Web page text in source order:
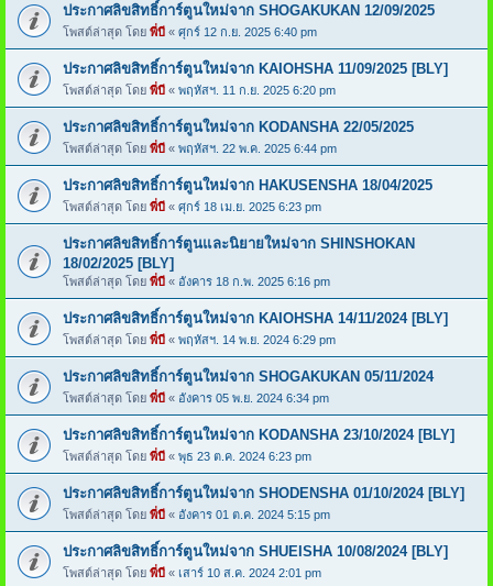
ประกาศลิขสิทธิ์การ์ตูนใหม่จาก SHOGAKUKAN 12/09/2025
โพสต์ล่าสุด โดย พี่บี « ศุกร์ 12 ก.ย. 2025 6:40 pm
ประกาศลิขสิทธิ์การ์ตูนใหม่จาก KAIOHSHA 11/09/2025 [BLY]
โพสต์ล่าสุด โดย พี่บี « พฤหัสฯ. 11 ก.ย. 2025 6:20 pm
ประกาศลิขสิทธิ์การ์ตูนใหม่จาก KODANSHA 22/05/2025
โพสต์ล่าสุด โดย พี่บี « พฤหัสฯ. 22 พ.ค. 2025 6:44 pm
ประกาศลิขสิทธิ์การ์ตูนใหม่จาก HAKUSENSHA 18/04/2025
โพสต์ล่าสุด โดย พี่บี « ศุกร์ 18 เม.ย. 2025 6:23 pm
ประกาศลิขสิทธิ์การ์ตูนและนิยายใหม่จาก SHINSHOKAN
18/02/2025 [BLY]
โพสต์ล่าสุด โดย พี่บี « อังคาร 18 ก.พ. 2025 6:16 pm
ประกาศลิขสิทธิ์การ์ตูนใหม่จาก KAIOHSHA 14/11/2024 [BLY]
โพสต์ล่าสุด โดย พี่บี « พฤหัสฯ. 14 พ.ย. 2024 6:29 pm
ประกาศลิขสิทธิ์การ์ตูนใหม่จาก SHOGAKUKAN 05/11/2024
โพสต์ล่าสุด โดย พี่บี « อังคาร 05 พ.ย. 2024 6:34 pm
ประกาศลิขสิทธิ์การ์ตูนใหม่จาก KODANSHA 23/10/2024 [BLY]
โพสต์ล่าสุด โดย พี่บี « พุธ 23 ต.ค. 2024 6:23 pm
ประกาศลิขสิทธิ์การ์ตูนใหม่จาก SHODENSHA 01/10/2024 [BLY]
โพสต์ล่าสุด โดย พี่บี « อังคาร 01 ต.ค. 2024 5:15 pm
ประกาศลิขสิทธิ์การ์ตูนใหม่จาก SHUEISHA 10/08/2024 [BLY]
โพสต์ล่าสุด โดย พี่บี « เสาร์ 10 ส.ค. 2024 2:01 pm